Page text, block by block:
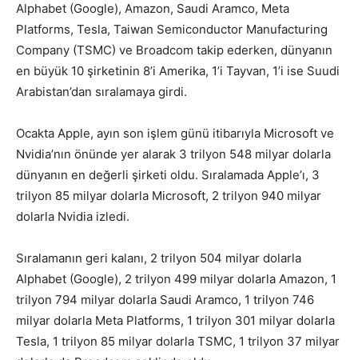
Alphabet (Google), Amazon, Saudi Aramco, Meta
Platforms, Tesla, Taiwan Semiconductor Manufacturing
Company (TSMC) ve Broadcom takip ederken, dünyanın
en büyük 10 şirketinin 8’i Amerika, 1’i Tayvan, 1’i ise Suudi
Arabistan’dan sıralamaya girdi.
Ocakta Apple, ayın son işlem günü itibarıyla Microsoft ve
Nvidia’nın önünde yer alarak 3 trilyon 548 milyar dolarla
dünyanın en değerli şirketi oldu. Sıralamada Apple’ı, 3
trilyon 85 milyar dolarla Microsoft, 2 trilyon 940 milyar
dolarla Nvidia izledi.
Sıralamanın geri kalanı, 2 trilyon 504 milyar dolarla
Alphabet (Google), 2 trilyon 499 milyar dolarla Amazon, 1
trilyon 794 milyar dolarla Saudi Aramco, 1 trilyon 746
milyar dolarla Meta Platforms, 1 trilyon 301 milyar dolarla
Tesla, 1 trilyon 85 milyar dolarla TSMC, 1 trilyon 37 milyar